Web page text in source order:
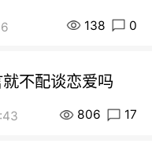
138 0
不配谈恋爱吗
806 17